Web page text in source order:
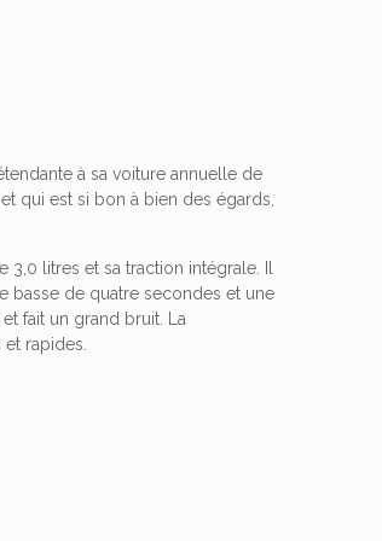
à sa voiture annuelle de
qui est si bon à bien des égards,
litres et sa traction intégrale. Il
basse de quatre secondes et une
fait un grand bruit. La
rapides.